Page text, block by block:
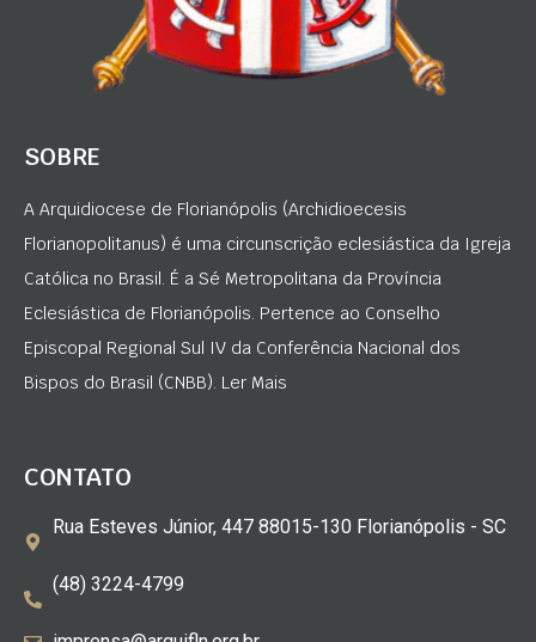
SOBRE
A Arquidiocese de Florianópolis (Archidioecesis
Florianopolitanus) é uma circunscrição eclesiástica da Igreja
Católica no Brasil. É a Sé Metropolitana da Província
Eclesiástica de Florianópolis. Pertence ao Conselho
Episcopal Regional Sul IV da Conferência Nacional dos
Bispos do Brasil (CNBB). Ler Mais
CONTATO
Rua Esteves Júnior, 447 88015-130 Florianópolis - SC
(48) 3224-4799